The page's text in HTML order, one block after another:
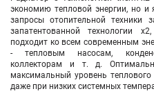
экономию тепловой энергии, но
запросы отопительной техники
запатентованной технологии
подходит ко всем современным
- тепловым насосам,
коллекторам и т. д.
максимальный уровень
даже при низких системных